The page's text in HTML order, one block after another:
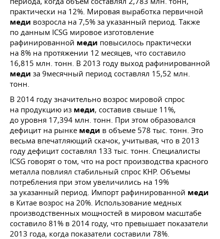
практически на 12%. Мировая выработка первичной
меди возросла на 7,5% за указанный период. Также
по данным ICSG мировое изготовление
рафинированной меди повысилось практически
на 8% на протяжении 12 месяцев, что составило
16,815 млн. тонн. В 2013 году выход рафинированной
меди за 9месячный период составлял 15,52 млн.
тонн.
В 2014 году значительно возрос мировой спрос
на продукцию из меди, составив свыше 11%,
до уровня 17,394 млн. тонн. При этом образовался
дефицит на рынке меди в объеме 578 тыс. тонн. Это
весьма впечатляющий скачок, учитывая, что в 2013
году дефицит составлял 133 тыс. тонн. Специалисты
ICSG говорят о том, что на рост производства красного
металла повлиял стабильный спрос КНР. Объемы
потребления при этом увеличились на 19%
за указанный период. Импорт рафинированной меди
в Китае возрос на 20%. Использование медных
производственных мощностей в мировом масштабе
составило 81% в 2014 году, что превышает показатели
2013 года, когда показатели составили 78%.